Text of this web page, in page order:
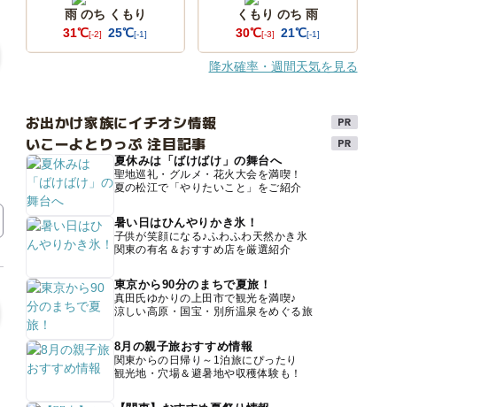
雨 のち くもり
31℃[-2] 25℃[-1]
くもり のち 雨
30℃[-3] 21℃[-1]
降水確率・週間天気を見る
お出かけ家族にイチオシ情報
いこーよとりっぷ 注目記事
夏休みは「ばけばけ」の舞台へ
聖地巡礼・グルメ・花火大会を満喫！
夏の松江で「やりたいこと」をご紹介
暑い日はひんやりかき氷！
子供が笑顔になる♪ふわふわ天然かき氷
関東の有名＆おすすめ店を厳選紹介
東京から90分のまちで夏旅！
真田氏ゆかりの上田市で観光を満喫♪
涼しい高原・国宝・別所温泉をめぐる旅
8月の親子旅おすすめ情報
関東からの日帰り～1泊旅にぴったり
観光地・穴場＆避暑地や収穫体験も！